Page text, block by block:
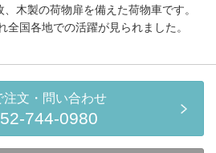
LINEお友達登録
Infomation
木製の荷物扉を備えた荷物車です。
国各地での活躍が見られました。
注文・問い合わせ
744-0980